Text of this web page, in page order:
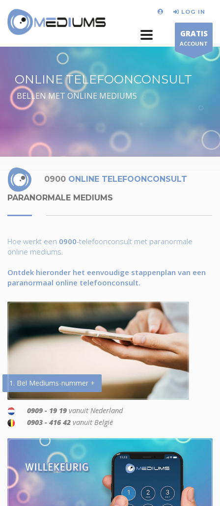
LOG IN
GRATIS
ACCOUNT
ONLINE TELEFOONCONSULT
BELLEN MET ONLINE MEDIUMS
0900 ONLINE TELEFOONCONSULT
PARANORMALE MEDIUMS
Hoe werkt een 0900-telefoonconsult met paranormale
online mediums.
Ontdek hieronder het eenvoudige stappenplan van een
paranormaal online telefoonconsult.
1. Bel Mediums-nummer +
0909 - 19 19 vanuit Nederland
0903 - 416 42 vanuit België